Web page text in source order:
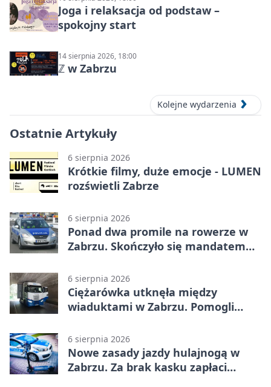
Joga i relaksacja od podstaw –
spokojny start
14 sierpnia 2026, 18:00
ℤ w Zabrzu
Kolejne wydarzenia
Ostatnie Artykuły
6 sierpnia 2026
Krótkie filmy, duże emocje - LUMEN
rozświetli Zabrze
6 sierpnia 2026
Ponad dwa promile na rowerze w
Zabrzu. Skończyło się mandatem
6 sierpnia 2026
Ciężarówka utknęła między
wiaduktami w Zabrzu. Pomogli
6 sierpnia 2026
Nowe zasady jazdy hulajnogą w
Zabrzu. Za brak kasku zapłaci